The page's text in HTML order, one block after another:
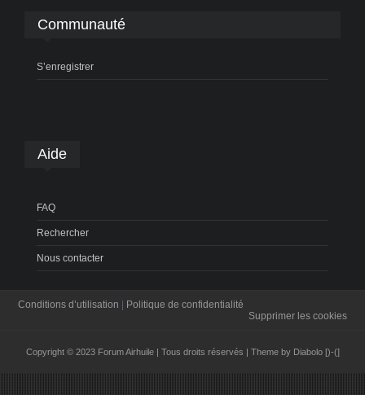
Communauté
S’enregistrer
Aide
FAQ
Rechercher
Nous contacter
Conditions d’utilisation
Politique de confidentialité
Supprimer les cookies
Copyright © 2023 Forum Airhuile | Tous droits réservés | Theme by Diabolo [)-(]